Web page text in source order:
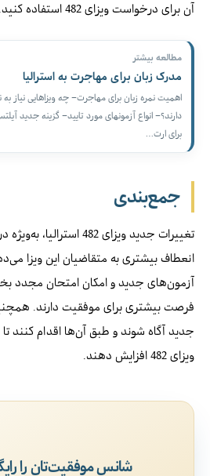
آن برای درخواست ویزای 482 استفاده کنید.
مطالعه بیشتر
مدرک زبان برای مهاجرت به استرالیا
اهمیت نمره زبان برای مهاجرت– چه ویزاهایی نیاز به
برای ارت…
جمع‌بندی
تغییرات جدید ویزای 482
انعطاف بیشتری به متقاضیان این ویزا
آزمون‌های جدید و امکان امتحان مجدد
فرصت بیشتری برای موفقیت دارند.
جدید آگاه شوند و طبق آن‌ها اقدام کنند
ویزای 482 افزایش دهند.
شانس موفقیت‌تان را